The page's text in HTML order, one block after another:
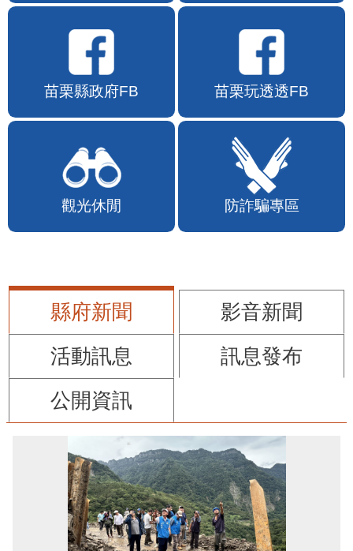
苗栗縣政府FB 苗栗玩透透FB
觀光休閒 防詐騙專區
縣府新聞
影音新聞
活動訊息
訊息發布
公開資訊